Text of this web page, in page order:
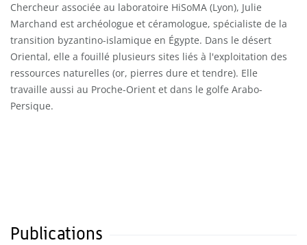
Chercheur associée au laboratoire HiSoMA (Lyon), Julie
Marchand est archéologue et céramologue, spécialiste de la
transition byzantino-islamique en Égypte. Dans le désert
Oriental, elle a fouillé plusieurs sites liés à l'exploitation des
ressources naturelles (or, pierres dure et tendre). Elle
travaille aussi au Proche-Orient et dans le golfe Arabo-
Persique.
Publications